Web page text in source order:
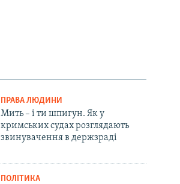
ПРАВА ЛЮДИНИ
Мить – і ти шпигун. Як у
кримських судах розглядають
звинувачення в держзраді
ПОЛІТИКА